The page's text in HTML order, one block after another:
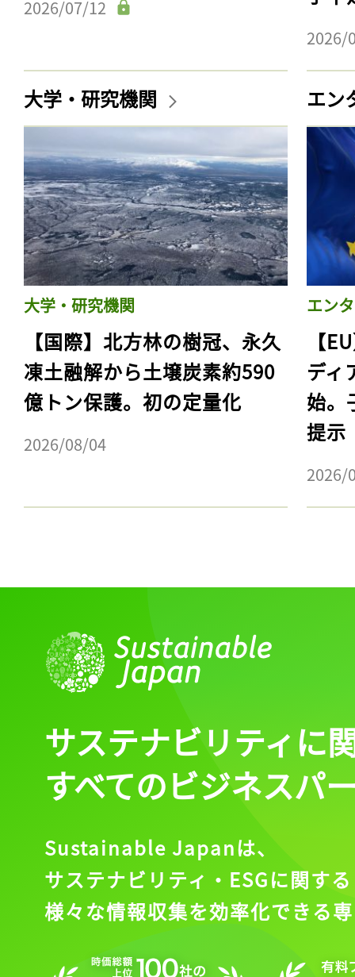
2026/07/12
2026/
大学・研究機関
大学・研究機関
【国際】北方林の樹冠、永久
凍土融解から土壌炭素約590
億トン保護。初の定量化
2026/08/04
エン
エン
【
ディ
始。
提示
2026/
サステナビリティに
すべてのビジネスパ
Sustainable Japanは、
サステナビリティ・ESGに関する
様々な情報収集を効率化できる